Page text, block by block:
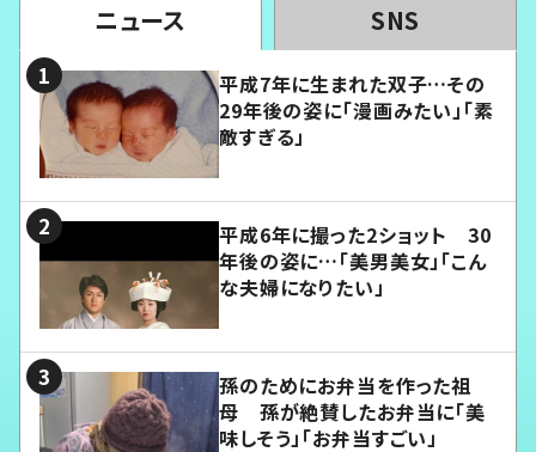
ニュース SNS
平成7年に生まれた双子…その
29年後の姿に「漫画みたい」「素
敵すぎる」
平成6年に撮った2ショット 30
年後の姿に…「美男美女」「こん
な夫婦になりたい」
孫のためにお弁当を作った祖
母 孫が絶賛したお弁当に「美
味しそう」「お弁当すごい」